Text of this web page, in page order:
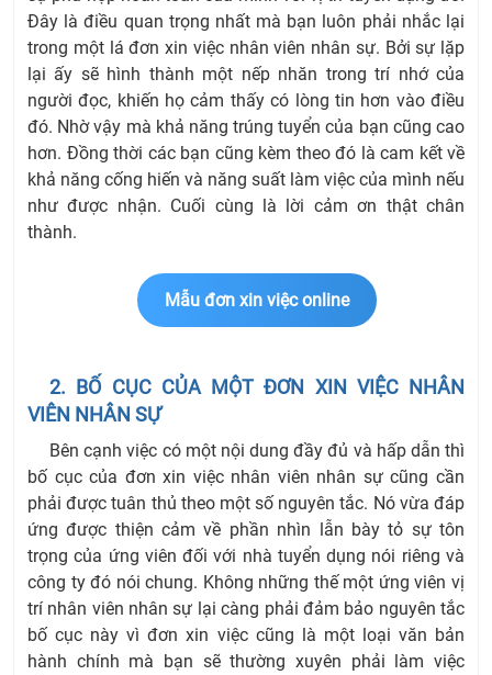
Đây là điều quan trọng nhất mà bạn luôn phải nhắc lại
trong một lá đơn xin việc nhân viên nhân sự. Bởi sự lặp
lại ấy sẽ hình thành một nếp nhăn trong trí nhớ của
người đọc, khiến họ cảm thấy có lòng tin hơn vào điều
đó. Nhờ vậy mà khả năng trúng tuyển của bạn cũng cao
hơn. Đồng thời các bạn cũng kèm theo đó là cam kết về
khả năng cống hiến và năng suất làm việc của mình nếu
như được nhận. Cuối cùng là lời cảm ơn thật chân
thành.
Mẫu đơn xin việc online
2. BỐ CỤC CỦA MỘT ĐƠN XIN VIỆC NHÂN
VIÊN NHÂN SỰ
Bên cạnh việc có một nội dung đầy đủ và hấp dẫn thì
bố cục của đơn xin việc nhân viên nhân sự cũng cần
phải được tuân thủ theo một số nguyên tắc. Nó vừa đáp
ứng được thiện cảm về phần nhìn lẫn bày tỏ sự tôn
trọng của ứng viên đối với nhà tuyển dụng nói riêng và
công ty đó nói chung. Không những thế một ứng viên vị
trí nhân viên nhân sự lại càng phải đảm bảo nguyên tắc
bố cục này vì đơn xin việc cũng là một loại văn bản
hành chính mà bạn sẽ thường xuyên phải làm việc